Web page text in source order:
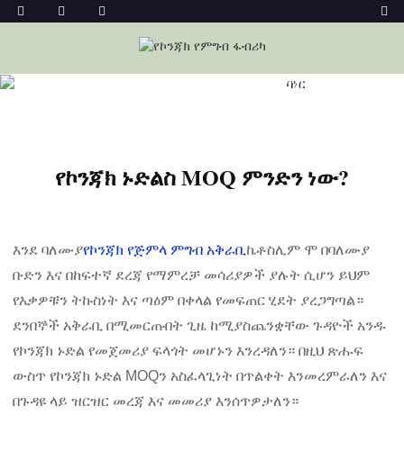
የኮንጃክ ኑድልስ MOQ ምንድን ነው?
የኮንጃክ ኑድልስ MOQ ምንድን ነው?
እንደ ባለሙያየኮንጃክ የጅምላ ምግብ አቅራቢኬቶስሊም ሞ በባለሙያ
ቡድን እና በከፍተኛ ደረጃ የማምረቻ መሳሪያዎች ያሉት ሲሆን ይህም
የእቃዎቹን ትኩስነት እና ጣዕም በቀላል የመፍጠር ሂደት ያረጋግጣል።
ደንበኞች አቅራቢ በሚመርጡበት ጊዜ ከሚያስጨንቋቸው ጉዳዮች አንዱ
የኮንጃክ ኑድል የመጀመሪያ ፍላጎት መሆኑን እንረዳለን። በዚህ ጽሑፍ
ውስጥ የኮንጃክ ኑድል MOQን አስፈላጊነት በጥልቀት እንመረምራለን እና
በጉዳዩ ላይ ዝርዝር መረጃ እና መመሪያ እንሰጥዎታለን።